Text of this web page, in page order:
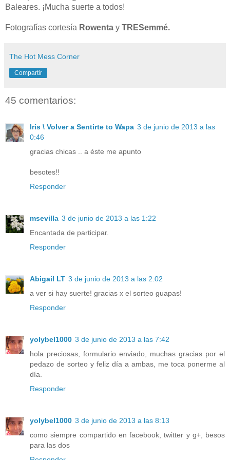
Baleares. ¡Mucha suerte a todos!
Fotografías cortesía Rowenta y TRESemmé.
The Hot Mess Corner
Compartir
45 comentarios:
Iris \ Volver a Sentirte to Wapa 3 de junio de 2013 a las
0:46
gracias chicas .. a éste me apunto
besotes!!
Responder
msevilla 3 de junio de 2013 a las 1:22
Encantada de participar.
Responder
Abigail LT 3 de junio de 2013 a las 2:02
a ver si hay suerte! gracias x el sorteo guapas!
Responder
yolybel1000 3 de junio de 2013 a las 7:42
hola preciosas, formulario enviado, muchas gracias por el
pedazo de sorteo y feliz día a ambas, me toca ponerme al
día.
Responder
yolybel1000 3 de junio de 2013 a las 8:13
como siempre compartido en facebook, twitter y g+, besos
para las dos